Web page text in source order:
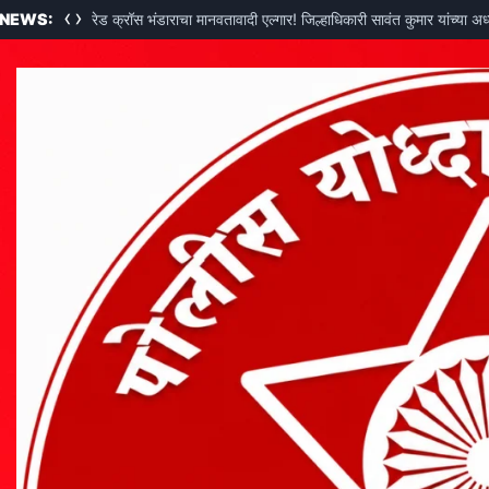
रेड क्रॉस भंडाराचा मानवतावादी एल्गार! जिल्हाधिकारी सावंत कुमार यांच्या
‹›